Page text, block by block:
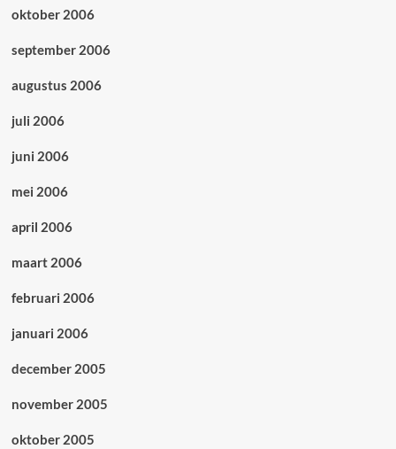
oktober 2006
september 2006
augustus 2006
juli 2006
juni 2006
mei 2006
april 2006
maart 2006
februari 2006
januari 2006
december 2005
november 2005
oktober 2005